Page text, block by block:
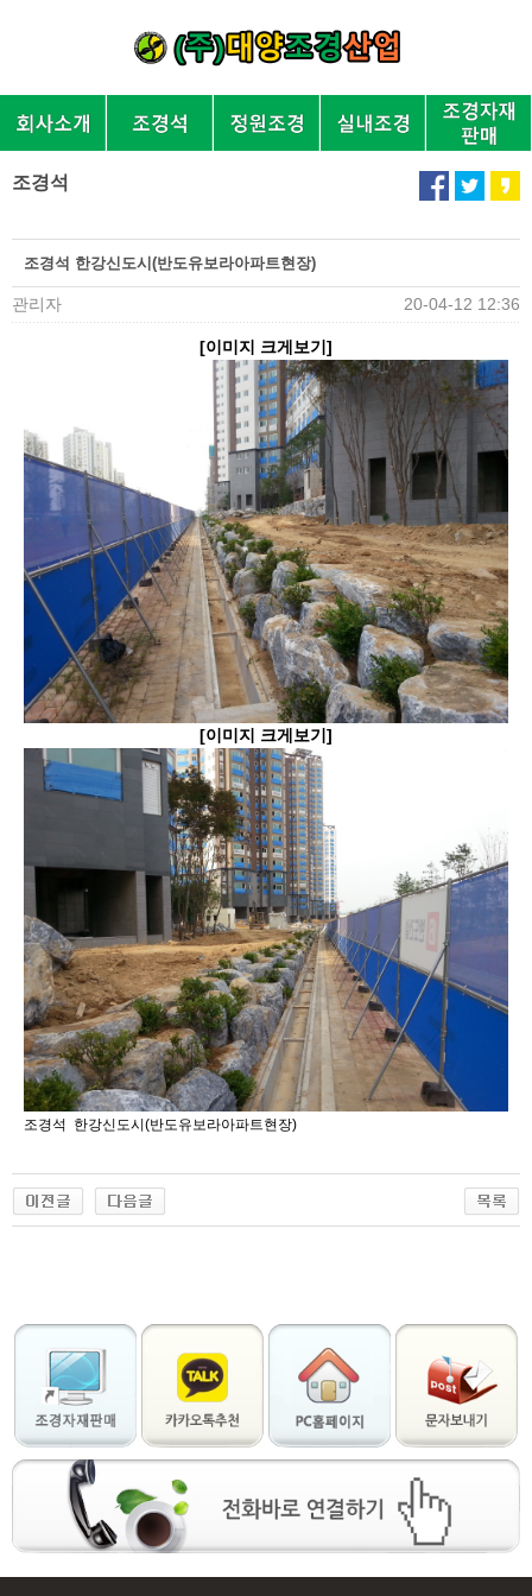
조경석
조경석 한강신도시(반도유보라아파트현장)
관리자 20-04-12 12:36
[이미지 크게보기]
[이미지 크게보기]
조경석 한강신도시(반도유보라아파트현장)